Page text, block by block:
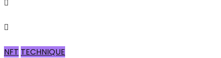
NFT TECHNIQUE